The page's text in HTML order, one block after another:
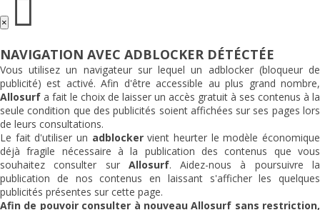
×
NAVIGATION AVEC ADBLOCKER DÉTÉCTÉE
Vous utilisez un navigateur sur lequel un adblocker (bloqueur de
publicité) est activé. Afin d'être accessible au plus grand nombre,
Allosurf a fait le choix de laisser un accès gratuit à ses contenus à la
seule condition que des publicités soient affichées sur ses pages lors
de leurs consultations.
Le fait d'utiliser un adblockervient heurter le modèle économique
déjà fragile nécessaire à la publication des contenus que vous
souhaitez consulter sur Allosurf. Aidez-nous à poursuivre la
publication de nos contenus en laissant s'afficher les quelques
publicités présentes sur cette page.
Afin de pouvoir consulter à nouveauAllosurf sans restriction,